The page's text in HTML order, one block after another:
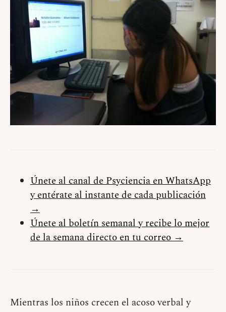
Únete al canal de Psyciencia en WhatsApp
y entérate al instante de cada publicación
→
Únete al boletín semanal y recibe lo mejor
de la semana directo en tu correo →
Mientras los niños crecen el acoso verbal y